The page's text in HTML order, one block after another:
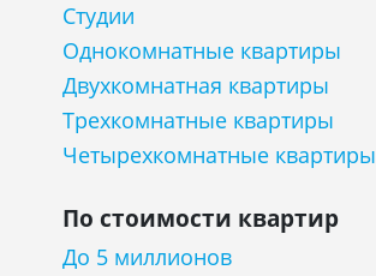
Студии
Однокомнатные квартиры
Двухкомнатная квартиры
Трехкомнатные квартиры
Четырехкомнатные квартиры
По стоимости квартир
До 5 миллионов